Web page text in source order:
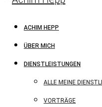
ACHIM HEPP
ÜBER MICH
DIENSTLEISTUNGEN
ALLE MEINE
VORTRÄGE